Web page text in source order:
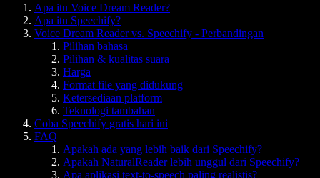
Apa itu Voice Dream Reader?
Apa itu Speechify?
Voice Dream Reader vs. Speechify - Perbandingan
Pilihan bahasa
Pilihan & kualitas suara
Harga
Format file yang didukung
Ketersediaan platform
Teknologi tambahan
Coba Speechify gratis hari ini
FAQ
Apakah ada yang lebih baik dari Speechify?
Apakah NaturalReader lebih unggul dari Speechify?
Apa aplikasi text-to-speech paling realistis?